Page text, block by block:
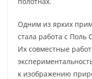
Одним из ярких
стала работа с Поль
Их совместные
к изображению